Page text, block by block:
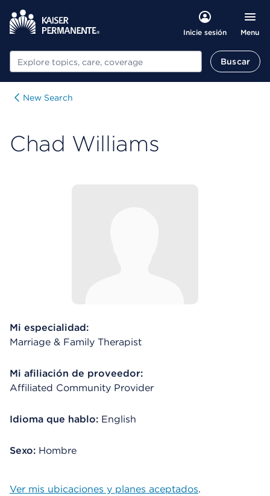
Inicie sesión Menu
Buscar Buscar
New Search
Chad Williams
Mi especialidad:
Marriage & Family Therapist
Mi afiliación de proveedor:
Affiliated Community Provider
Idioma que hablo: English
Sexo: Hombre
Ver mis ubicaciones y planes aceptados.